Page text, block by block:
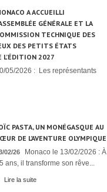
A ACCUEILLI
GÉNÉRALE ET LA
TECHNIQUE DES
DES PETITS ÉTATS
L’ÉDITION 2027
05/2026 : Les représentants
PASTA, UN MONÉGASQUE AU
DE L’AVENTURE OLYMPIQUE
02/26
Monaco le 13/02/2026 : À
ans, il transforme son rêve...
Lire la suite